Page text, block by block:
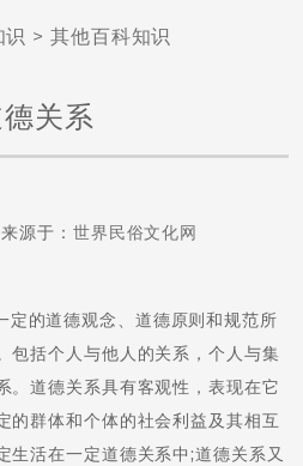
识 > 其他百科知识
关系
于： 世界民俗文化网
定的道德观念、道德原则和规范所
包括个人与他人的关系，个人与集
。道德关系具有客观性，表现在它
的群体和个体的社会利益及其相互
生活在一定道德关系中;道德关系又